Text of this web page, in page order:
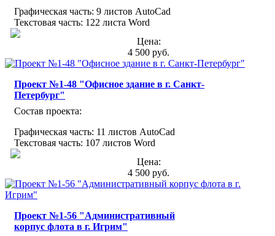
Графическая часть: 9 листов AutoCad
Текстовая часть: 122 листа Word
Цена:
4 500 руб.
Проект №1-48 "Офисное здание в г. Санкт-
Петербург"
Состав проекта:
Графическая часть: 11 листов AutoCad
Текстовая часть: 107 листов Word
Цена:
4 500 руб.
Проект №1-56 "Административный
корпус флота в г. Игрим"